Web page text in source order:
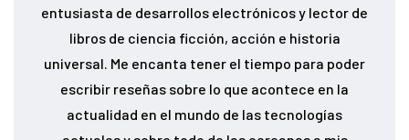
entusiasta de desarrollos electrónicos y lector de
libros de ciencia ficción, acción e historia
universal. Me encanta tener el tiempo para poder
escribir reseñas sobre lo que acontece en la
actualidad en el mundo de las tecnologías